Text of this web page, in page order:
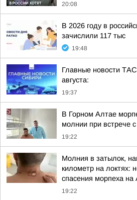
20:08
В 2026 году в
зачислили 117 тыс
19:48
Главные новости
августа:
19:37
В Горном Алтае
молнии при встрече
19:22
Молния в затылок,
километр на локтях:
спасения морпеха на
19:22